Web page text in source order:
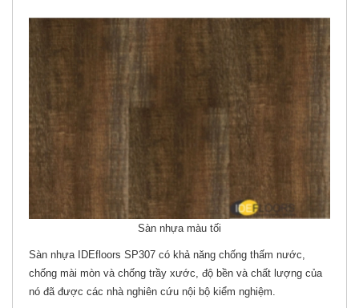
Sàn nhựa màu tối
Sàn nhựa IDEfloors SP307 có khả năng chống thấm nước,
chống mài mòn và chống trầy xước, độ bền và chất lượng của
nó đã được các nhà nghiên cứu nội bộ kiểm nghiệm.